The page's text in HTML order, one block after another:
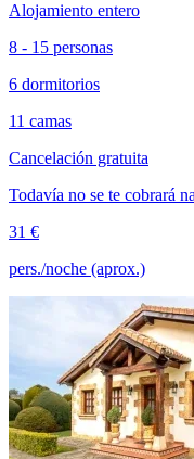
Alojamiento entero
8 - 15 personas
6 dormitorios
11 camas
Cancelación gratuita
Todavía no se te cobrará
31 €
pers./noche (aprox.)